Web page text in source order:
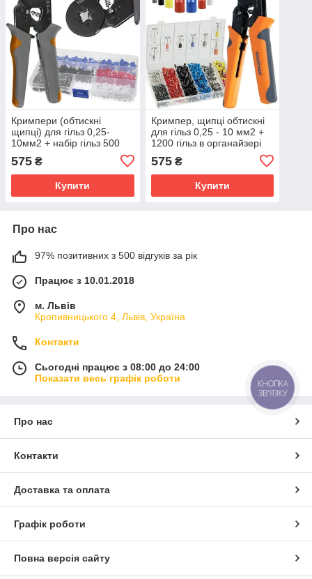
Кримпери (обтискні
щипці) для гільз 0,25-
10мм2 + набір гільз 500
575 ₴
Купити
Кримпер, щипці обтискні
для гільз 0,25 - 10 мм2 +
1200 гільз в органайзері
575₴
Купити
Про нас
97% позитивних з 500 відгуків за рік
Працює з 10.01.2018
м. Львів
Кропивницького 4, Львів, Україна
Контакти
Сьогодні працює з 08:00 до 24:00
Показати весь графік роботи
Про нас
Контакти
Доставка та оплата
Графік роботи
Повна версія сайту
КНОПКА
ЗВ'ЯЗКУ